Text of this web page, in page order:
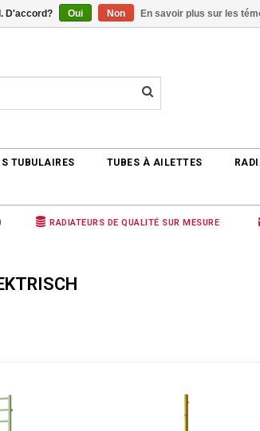
TUBULAIRES TUBES À AILETTES
RADIATEURS DE QUALITÉ SUR MESURE
D'accord? Oui Non En savoir plus sur les